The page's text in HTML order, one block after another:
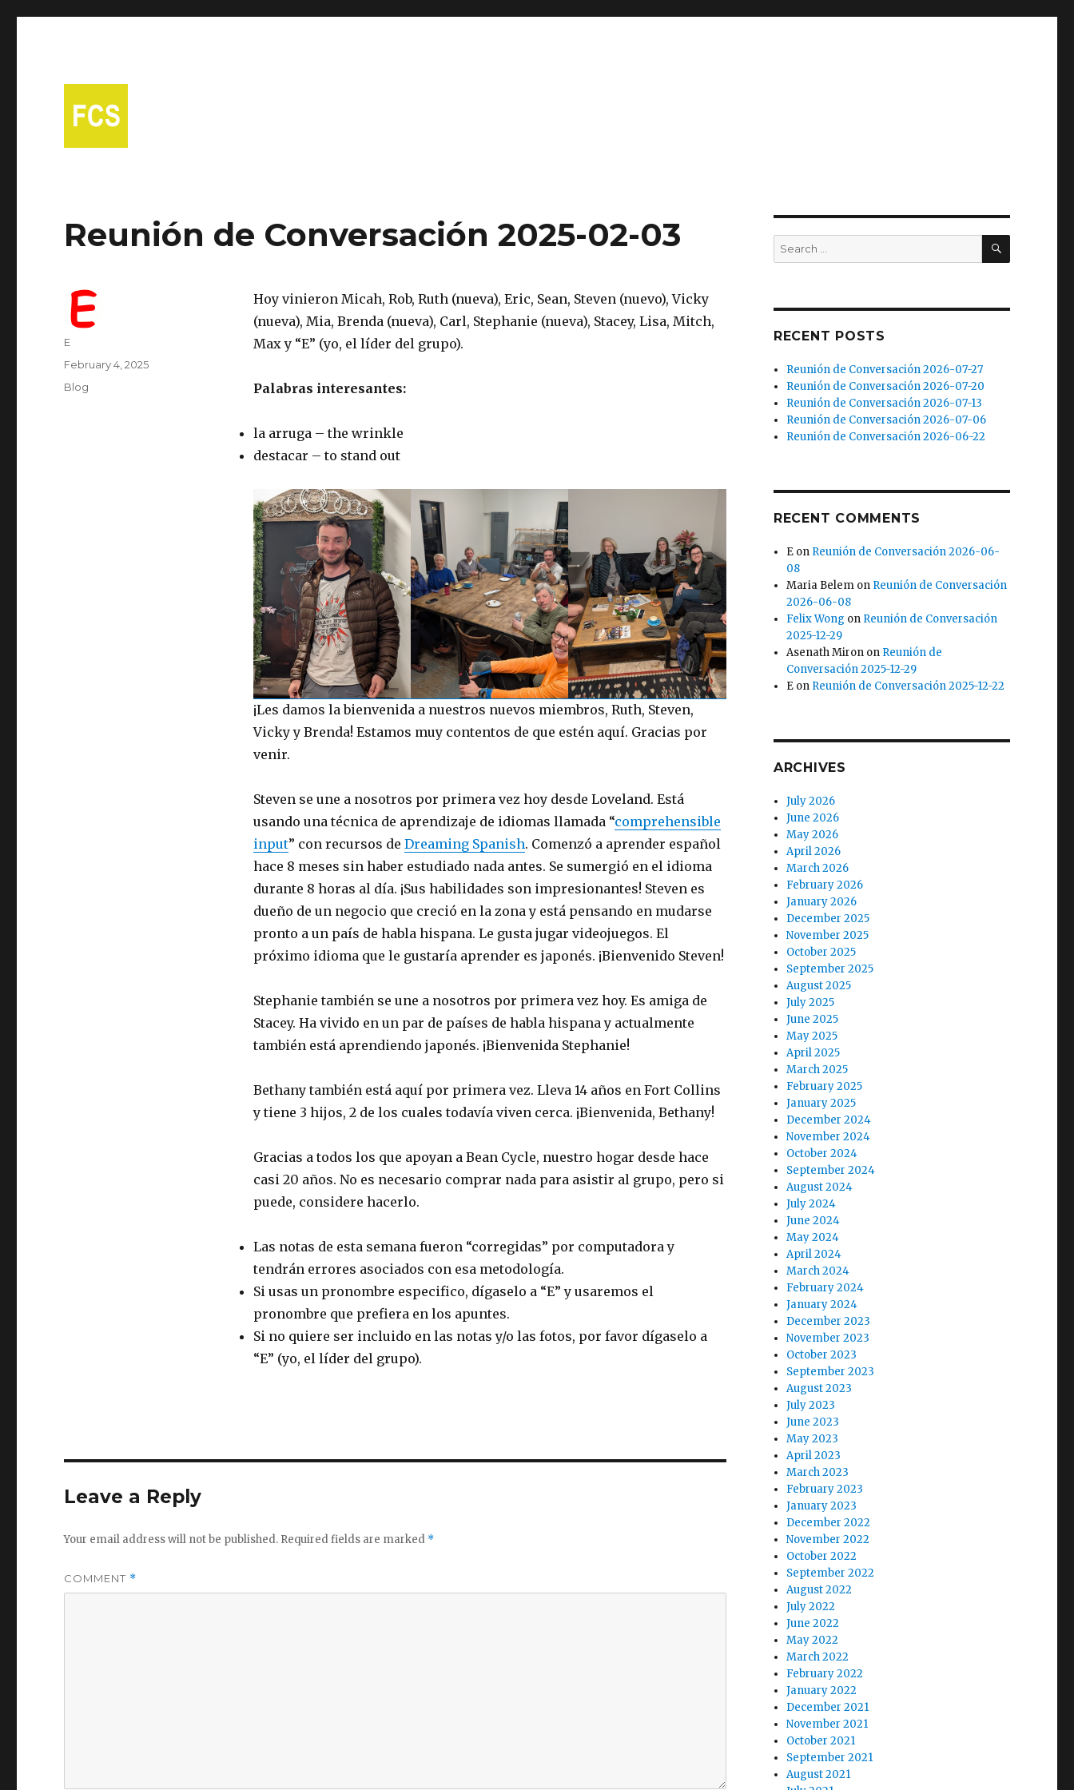
Reunión de Conversación 2025-02-03
Hoy vinieron Micah, Rob, Ruth (nueva), Eric, Sean, Steven (nuevo), Vicky
(nueva), Mia, Brenda (nueva), Carl, Stephanie (nueva), Stacey, Lisa, Mitch,
Max y “E” (yo, el líder del grupo).
Palabras interesantes:
la arruga – the wrinkle
destacar – to stand out
¡Les damos la bienvenida a nuestros nuevos miembros, Ruth, Steven,
Vicky y Brenda! Estamos muy contentos de que estén aquí. Gracias por
venir.
Steven se une a nosotros por primera vez hoy desde Loveland. Está
usando una técnica de aprendizaje de idiomas llamada “comprehensible
input” con recursos de Dreaming Spanish. Comenzó a aprender español
hace 8 meses sin haber estudiado nada antes. Se sumergió en el idioma
durante 8 horas al día. ¡Sus habilidades son impresionantes! Steven es
dueño de un negocio que creció en la zona y está pensando en mudarse
pronto a un país de habla hispana. Le gusta jugar videojuegos. El
próximo idioma que le gustaría aprender es japonés. ¡Bienvenido Steven!
Stephanie también se une a nosotros por primera vez hoy. Es amiga de
Stacey. Ha vivido en un par de países de habla hispana y actualmente
también está aprendiendo japonés. ¡Bienvenida Stephanie!
Bethany también está aquí por primera vez. Lleva 14 años en Fort Collins
y tiene 3 hijos, 2 de los cuales todavía viven cerca. ¡Bienvenida, Bethany!
Gracias a todos los que apoyan a Bean Cycle, nuestro hogar desde hace
casi 20 años. No es necesario comprar nada para asistir al grupo, pero si
puede, considere hacerlo.
Las notas de esta semana fueron “corregidas” por computadora y
tendrán errores asociados con esa metodología.
Si usas un pronombre especifico, dígaselo a “E” y usaremos el
pronombre que prefiera en los apuntes.
Si no quiere ser incluido en las notas y/o las fotos, por favor dígaselo a
“E” (yo, el líder del grupo).
Author
E
Posted
on
February 4, 2025
Categories
Blog
Leave a Reply
Your email address will not be published. Required fields are marked *
COMMENT *
Search
for:
SEARCH
RECENT POSTS
Reunión de Conversación 2026-07-27
Reunión de Conversación 2026-07-20
Reunión de Conversación 2026-07-13
Reunión de Conversación 2026-07-06
Reunión de Conversación 2026-06-22
RECENT COMMENTS
E on Reunión de Conversación 2026-06-
08
Maria Belem on Reunión de Conversación
2026-06-08
Felix Wong on Reunión de Conversación
2025-12-29
Asenath Miron on Reunión de
Conversación 2025-12-29
E on Reunión de Conversación 2025-12-22
ARCHIVES
July 2026
June 2026
May 2026
April 2026
March 2026
February 2026
January 2026
December 2025
November 2025
October 2025
September 2025
August 2025
July 2025
June 2025
May 2025
April 2025
March 2025
February 2025
January 2025
December 2024
November 2024
October 2024
September 2024
August 2024
July 2024
June 2024
May 2024
April 2024
March 2024
February 2024
January 2024
December 2023
November 2023
October 2023
September 2023
August 2023
July 2023
June 2023
May 2023
April 2023
March 2023
February 2023
January 2023
December 2022
November 2022
October 2022
September 2022
August 2022
July 2022
June 2022
May 2022
March 2022
February 2022
January 2022
December 2021
November 2021
October 2021
September 2021
August 2021